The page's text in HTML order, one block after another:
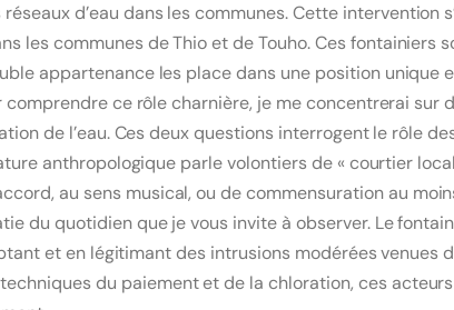
d’eau dans les communes. Cette
les communes de Thio et de Touho. Ces
appartenance les place dans une position unique
ce rôle charnière, je me concentrerai
de l’eau. Ces deux questions interrogent le rôle
anthropologique parle volontiers de « courtier
au sens musical, ou de commensuration au
du quotidien que je vous invite à observer. Le
et en légitimant des intrusions modérées venues
du paiement et de la chloration, ces